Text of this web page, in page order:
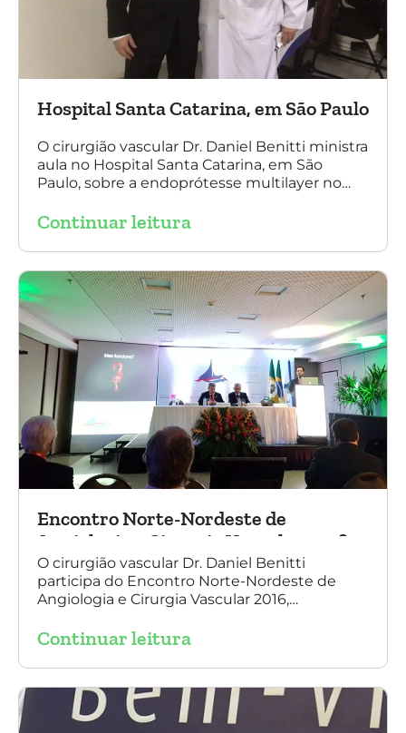
Hospital Santa Catarina, em São Paulo
O cirurgião vascular Dr. Daniel Benitti ministra
aula no Hospital Santa Catarina, em São
Paulo, sobre a endoprótesse multilayer no
experiência nacional e mundial com esta
Daniel Benitti e à direita Dr. Carlos Alberto
Fernandes Costa)
Continuar leitura
Encontro Norte-Nordeste de
Angiologia e Cirurgia Vascular 2016
O cirurgião vascular Dr. Daniel Benitti
participa do Encontro Norte-Nordeste de
Angiologia e Cirurgia Vascular 2016,
aneurisma da Aorta.
Continuar leitura